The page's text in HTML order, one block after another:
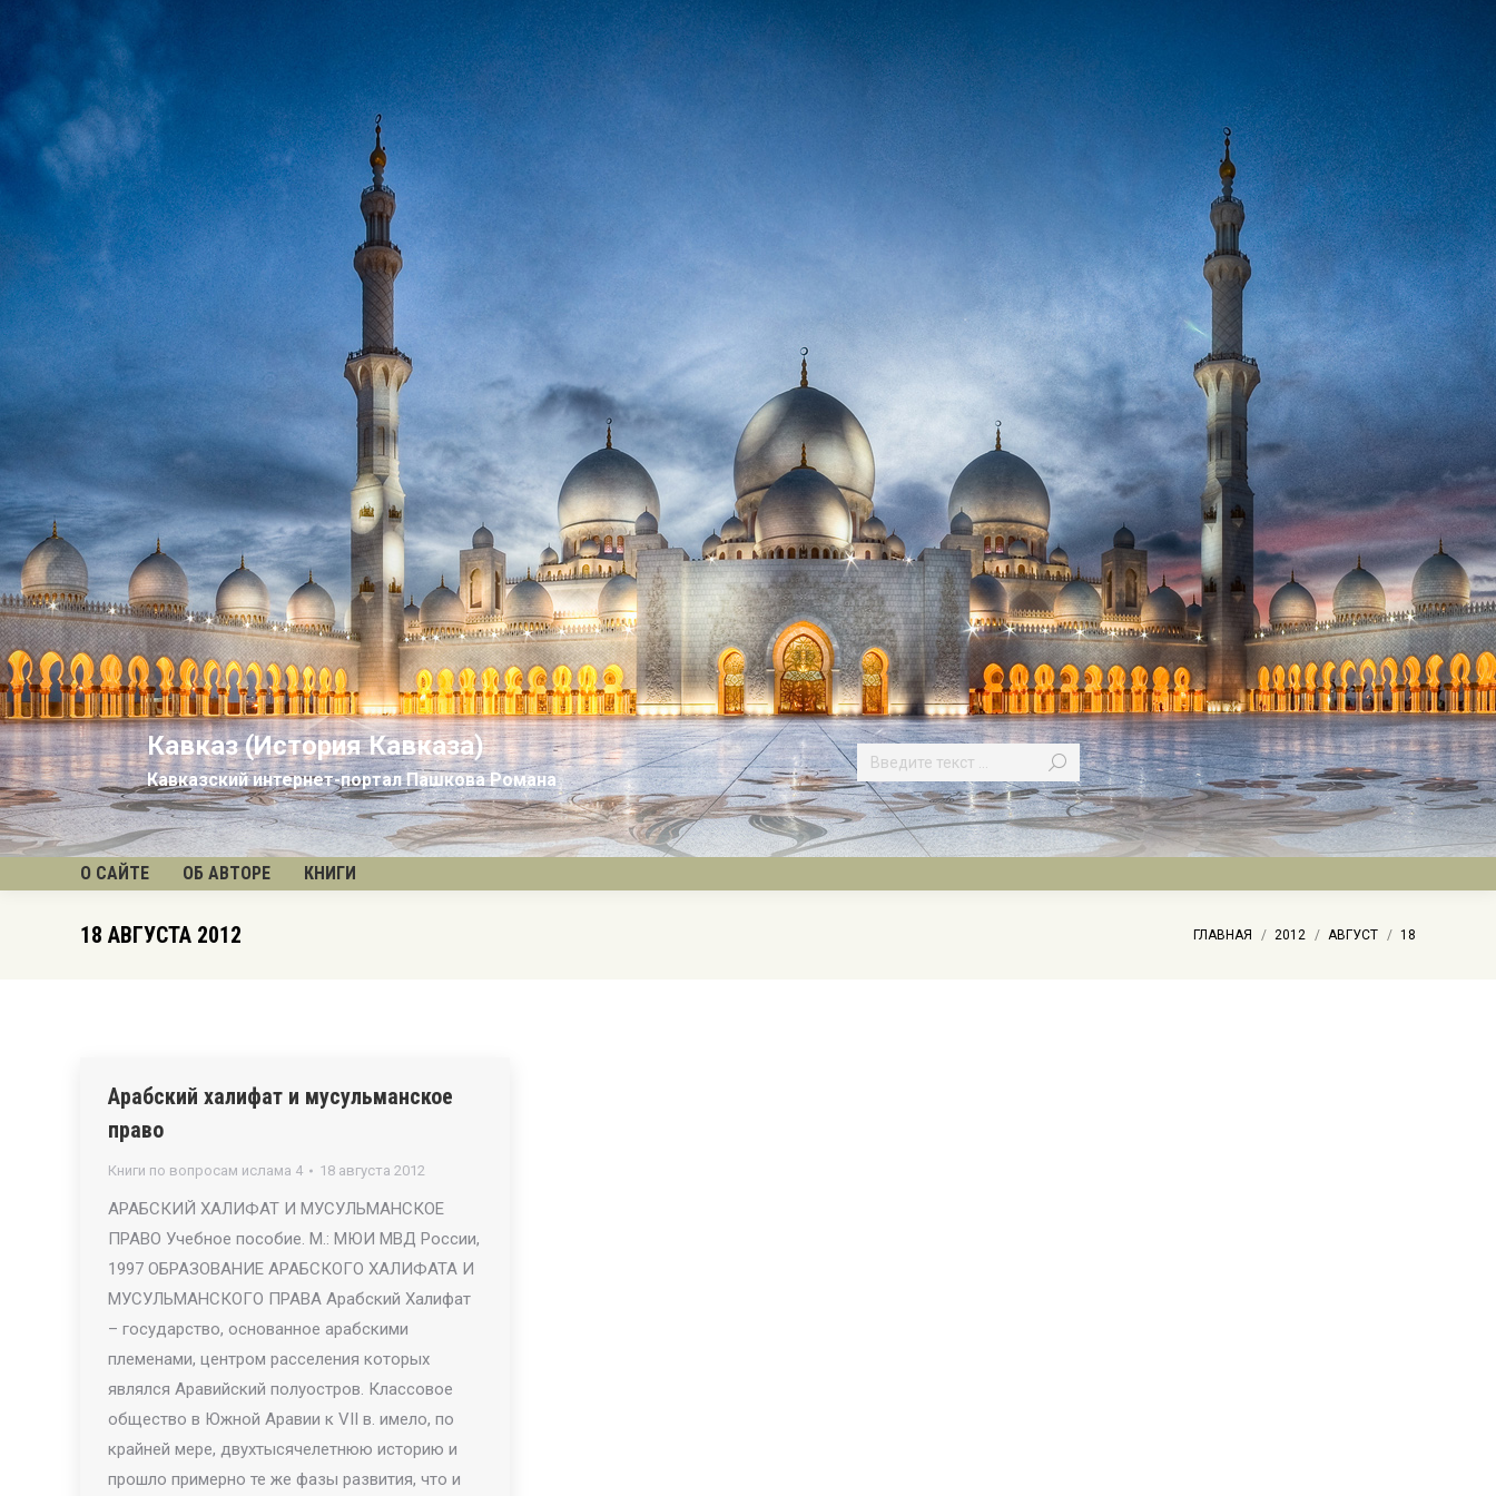
Кавказ (История Кавказа)
Кавказский интернет-портал Пашкова Романа
О САЙТЕ ОБ АВТОРЕ КНИГИ
18 АВГУСТА 2012 Вы здесь:
ГЛАВНАЯ 2012 АВГУСТ 18
Арабский халифат и мусульманское
право
Книги по вопросам ислама 4 18 августа 2012
АРАБСКИЙ ХАЛИФАТ И МУСУЛЬМАНСКОЕ
ПРАВО Учебное пособие. М.: МЮИ МВД России,
1997 ОБРАЗОВАНИЕ АРАБСКОГО ХАЛИФАТА И
МУСУЛЬМАНСКОГО ПРАВА Арабский Халифат
– государство, основанное арабскими
племенами, центром расселения которых
являлся Аравийский полуостров. Классовое
общество в Южной Аравии к VII в. имело, по
крайней мере, двухтысячелетнюю историю и
прошло примерно те же фазы развития, что и